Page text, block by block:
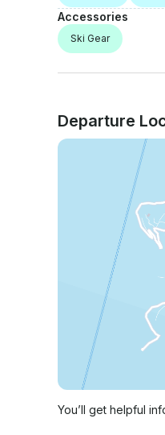
Accessories
Ski Gear
Departure
You’ll get helpful